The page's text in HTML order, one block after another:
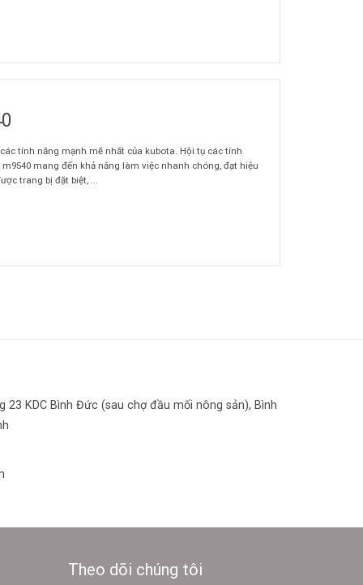
tính năng mạnh mẽ nhất của kubota. Hội tụ các tính
mang đến khả năng làm việc nhanh chóng, đạt hiệu
trang bị đặt biệt, ...
23 KDC Bình Đức (sau chợ đầu mối nông sản), Bình
Theo dõi chúng tôi